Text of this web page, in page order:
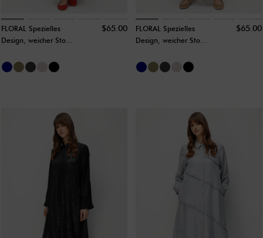
FLORAL Spezielles
Design, weicher Stoff
Zierbänder mit
Seidenbesatz, zeitlose
$65.00
FLORAL Spezielles
Design, weicher Stoff
Zierbänder mit
Seidenbesatz, zeitlose
$65.00